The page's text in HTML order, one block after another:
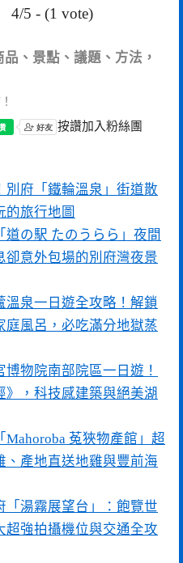
4/5 - (1 vote)
、景點、議題、方法，
按讚加入粉絲團
別府「鐵輪溫泉」街道散
的旅行地圖
の駅 たのうらら」夜間
卻意外包場的別府灣夜景
溫泉一日遊全攻略！解鎖
庭風呂，必吃滿分地獄蒸
博物院南部院區一日遊！
》，科技感建築與絕美湖
菟狹物產館」超
、產地直送地雞與豐前海
「湯霧展望台」：飽覽世
超強拍攝機位與交通全攻